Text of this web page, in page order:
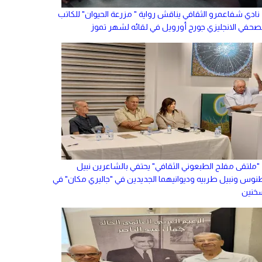
نادي شفاعمرو الثقافي يناقش رواية " مزرعة الحيوان" للكاتب
الانجليزي جورج أورويل في لقائه لشهر تموز
"ملتقى مفلح الطبعوني الثقافي" يحتفي بالشاعرين نبيل
ونبيل طربيه وديوانيهما الجديدين في "جاليري مكان" في